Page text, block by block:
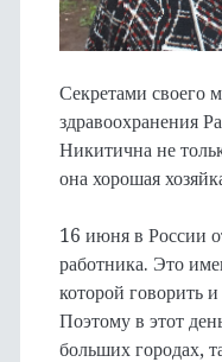
Секретами своего
здравоохранения
Никитична не
она хорошая
16 июня в России
работника. Это
которой говорить
Поэтому в этот
больших городах,